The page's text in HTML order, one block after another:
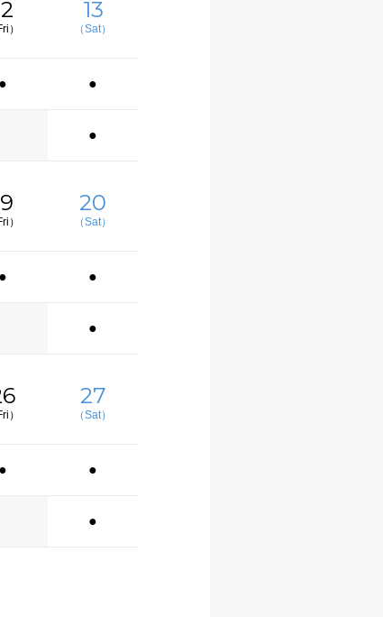
）
13
（Sat）
● ●
●
）
20
（Sat）
● ●
●
）
27
（Sat）
● ●
●